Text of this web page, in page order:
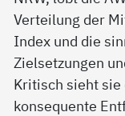
Verteilung der
Index und die
Zielsetzungen
Kritisch sieht
konsequente